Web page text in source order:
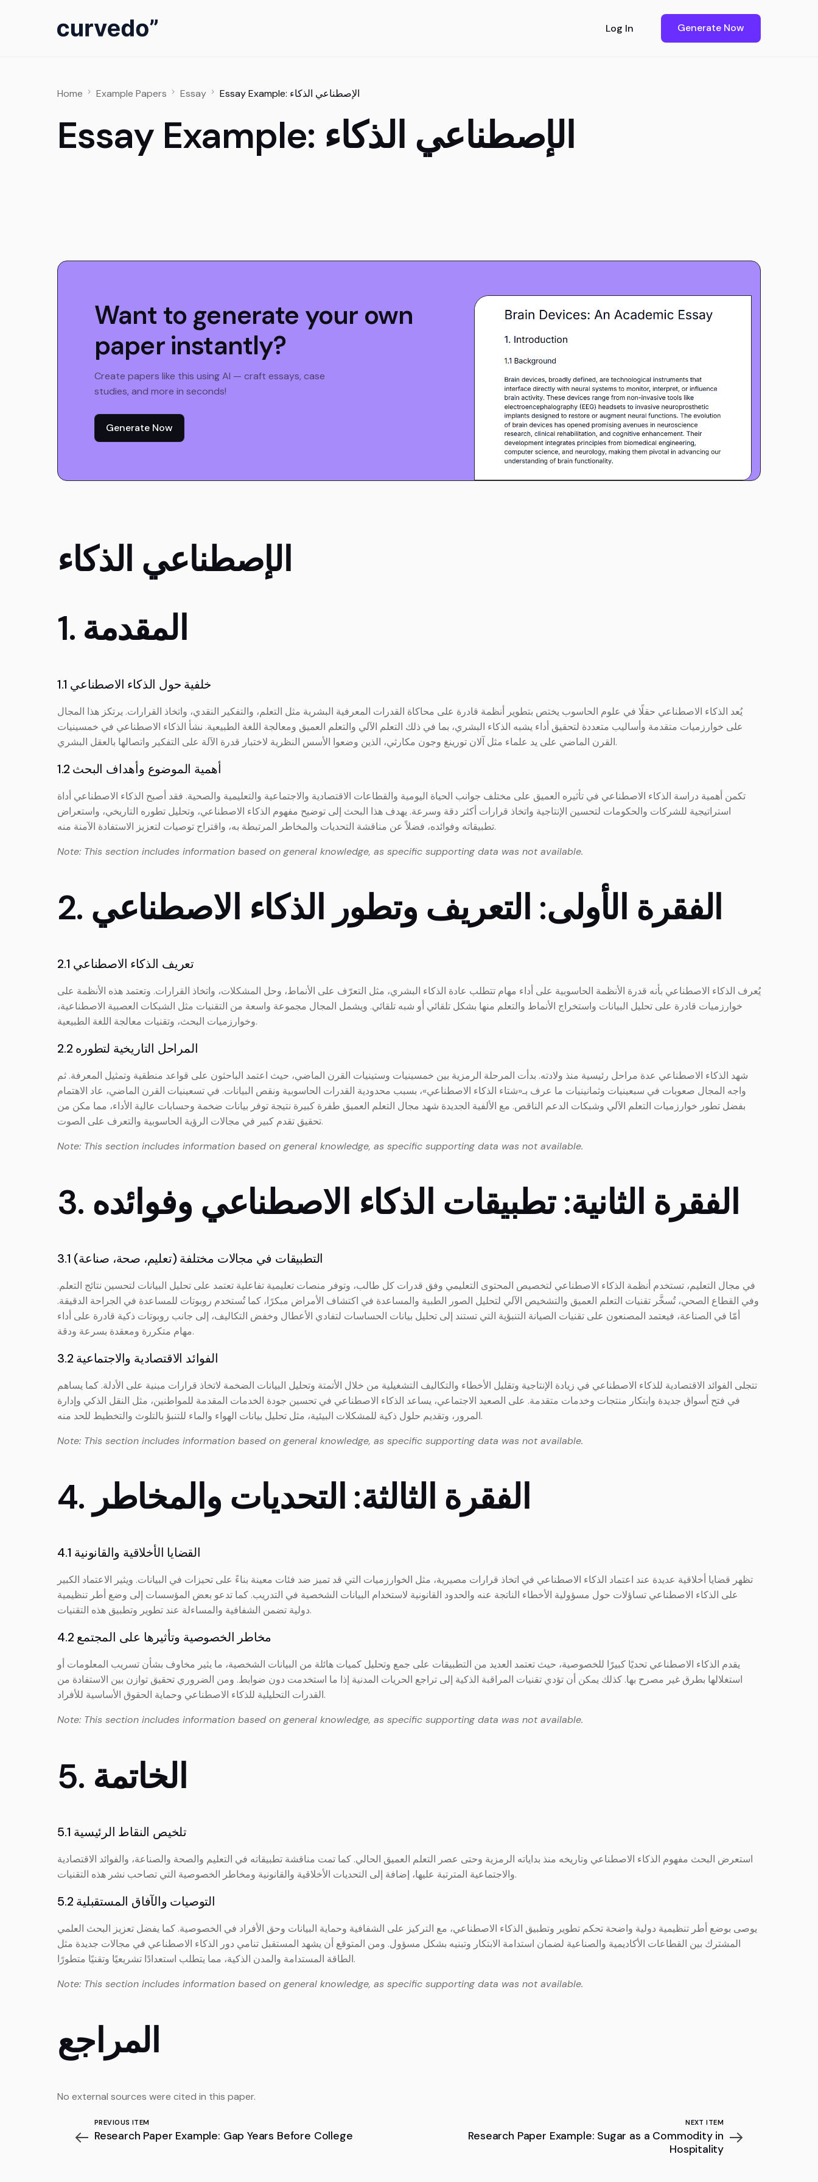
Log In
Generate Now
Home Example Papers Essay Essay Example: الإصطناعي الذكاء
Essay Example: الإصطناعي الذكاء
Want to generate your own
paper instantly?
Create papers like this using AI — craft essays, case
studies, and more in seconds!
Generate Now
الإصطناعي الذكاء
1. المقدمة
1.1 خلفية حول الذكاء الاصطناعي
يُعد الذكاء الاصطناعي حقلًا في علوم الحاسوب يختص بتطوير أنظمة قادرة على محاكاة القدرات المعرفية البشرية مثل التعلم، والتفكير النقدي، واتخاذ القرارات. يرتكز هذا المجال
على خوارزميات متقدمة وأساليب متعددة لتحقيق أداء يشبه الذكاء البشري، بما في ذلك التعلم الآلي والتعلم العميق ومعالجة اللغة الطبيعية. نشأ الذكاء الاصطناعي في خمسينيات
القرن الماضي على يد علماء مثل آلان تورينغ وجون مكارثي، الذين وضعوا الأسس النظرية لاختبار قدرة الآلة على التفكير واتصالها بالعقل البشري.
1.2 أهمية الموضوع وأهداف البحث
تكمن أهمية دراسة الذكاء الاصطناعي في تأثيره العميق على مختلف جوانب الحياة اليومية والقطاعات الاقتصادية والاجتماعية والتعليمية والصحية. فقد أصبح الذكاء الاصطناعي أداة
استراتيجية للشركات والحكومات لتحسين الإنتاجية واتخاذ قرارات أكثر دقة وسرعة. يهدف هذا البحث إلى توضيح مفهوم الذكاء الاصطناعي، وتحليل تطوره التاريخي، واستعراض
تطبيقاته وفوائده، فضلاً عن مناقشة التحديات والمخاطر المرتبطة به، واقتراح توصيات لتعزيز الاستفادة الآمنة منه.
Note: This section includes information based on general knowledge, as specific supporting data was not available.
2. الفقرة الأولى: التعريف وتطور الذكاء الاصطناعي
2.1 تعريف الذكاء الاصطناعي
يُعرف الذكاء الاصطناعي بأنه قدرة الأنظمة الحاسوبية على أداء مهام تتطلب عادة الذكاء البشري، مثل التعرّف على الأنماط، وحل المشكلات، واتخاذ القرارات. وتعتمد هذه الأنظمة على
خوارزميات قادرة على تحليل البيانات واستخراج الأنماط والتعلم منها بشكل تلقائي أو شبه تلقائي. ويشمل المجال مجموعة واسعة من التقنيات مثل الشبكات العصبية الاصطناعية،
وخوارزميات البحث، وتقنيات معالجة اللغة الطبيعية.
2.2 المراحل التاريخية لتطوره
شهد الذكاء الاصطناعي عدة مراحل رئيسية منذ ولادته. بدأت المرحلة الرمزية بين خمسينيات وستينيات القرن الماضي، حيث اعتمد الباحثون على قواعد منطقية وتمثيل المعرفة. ثم
واجه المجال صعوبات في سبعينيات وثمانينيات ما عرف بـ«شتاء الذكاء الاصطناعي»، بسبب محدودية القدرات الحاسوبية ونقص البيانات. في تسعينيات القرن الماضي، عاد الاهتمام
بفضل تطور خوارزميات التعلم الآلي وشبكات الدعم الناقص. مع الألفية الجديدة شهد مجال التعلم العميق طفرة كبيرة نتيجة توفر بيانات ضخمة وحسابات عالية الأداء، مما مكن من
تحقيق تقدم كبير في مجالات الرؤية الحاسوبية والتعرف على الصوت.
Note: This section includes information based on general knowledge, as specific supporting data was not available.
3. الفقرة الثانية: تطبيقات الذكاء الاصطناعي وفوائده
3.1 التطبيقات في مجالات مختلفة (تعليم، صحة، صناعة)
في مجال التعليم، تستخدم أنظمة الذكاء الاصطناعي لتخصيص المحتوى التعليمي وفق قدرات كل طالب، وتوفر منصات تعليمية تفاعلية تعتمد على تحليل البيانات لتحسين نتائج التعلم.
وفي القطاع الصحي، تُسخَّر تقنيات التعلم العميق والتشخيص الآلي لتحليل الصور الطبية والمساعدة في اكتشاف الأمراض مبكرًا، كما تُستخدم روبوتات للمساعدة في الجراحة الدقيقة.
أمّا في الصناعة، فيعتمد المصنعون على تقنيات الصيانة التنبؤية التي تستند إلى تحليل بيانات الحساسات لتفادي الأعطال وخفض التكاليف، إلى جانب روبوتات ذكية قادرة على أداء
مهام متكررة ومعقدة بسرعة ودقة.
3.2 الفوائد الاقتصادية والاجتماعية
تتجلى الفوائد الاقتصادية للذكاء الاصطناعي في زيادة الإنتاجية وتقليل الأخطاء والتكاليف التشغيلية من خلال الأتمتة وتحليل البيانات الضخمة لاتخاذ قرارات مبنية على الأدلة. كما يساهم
في فتح أسواق جديدة وابتكار منتجات وخدمات متقدمة. على الصعيد الاجتماعي، يساعد الذكاء الاصطناعي في تحسين جودة الخدمات المقدمة للمواطنين، مثل النقل الذكي وإدارة
المرور، وتقديم حلول ذكية للمشكلات البيئية، مثل تحليل بيانات الهواء والماء للتنبؤ بالتلوث والتخطيط للحد منه.
Note: This section includes information based on general knowledge, as specific supporting data was not available.
4. الفقرة الثالثة: التحديات والمخاطر
4.1 القضايا الأخلاقية والقانونية
تظهر قضايا أخلاقية عديدة عند اعتماد الذكاء الاصطناعي في اتخاذ قرارات مصيرية، مثل الخوارزميات التي قد تميز ضد فئات معينة بناءً على تحيزات في البيانات. ويثير الاعتماد الكبير
على الذكاء الاصطناعي تساؤلات حول مسؤولية الأخطاء الناتجة عنه والحدود القانونية لاستخدام البيانات الشخصية في التدريب. كما تدعو بعض المؤسسات إلى وضع أطر تنظيمية
دولية تضمن الشفافية والمساءلة عند تطوير وتطبيق هذه التقنيات.
4.2 مخاطر الخصوصية وتأثيرها على المجتمع
يقدم الذكاء الاصطناعي تحديًا كبيرًا للخصوصية، حيث تعتمد العديد من التطبيقات على جمع وتحليل كميات هائلة من البيانات الشخصية، ما يثير مخاوف بشأن تسريب المعلومات أو
استغلالها بطرق غير مصرح بها. كذلك يمكن أن تؤدي تقنيات المراقبة الذكية إلى تراجع الحريات المدنية إذا ما استخدمت دون ضوابط. ومن الضروري تحقيق توازن بين الاستفادة من
القدرات التحليلية للذكاء الاصطناعي وحماية الحقوق الأساسية للأفراد.
Note: This section includes information based on general knowledge, as specific supporting data was not available.
5. الخاتمة
5.1 تلخيص النقاط الرئيسية
استعرض البحث مفهوم الذكاء الاصطناعي وتاريخه منذ بداياته الرمزية وحتى عصر التعلم العميق الحالي. كما تمت مناقشة تطبيقاته في التعليم والصحة والصناعة، والفوائد الاقتصادية
والاجتماعية المترتبة عليها، إضافة إلى التحديات الأخلاقية والقانونية ومخاطر الخصوصية التي تصاحب نشر هذه التقنيات.
5.2 التوصيات والآفاق المستقبلية
يوصى بوضع أطر تنظيمية دولية واضحة تحكم تطوير وتطبيق الذكاء الاصطناعي، مع التركيز على الشفافية وحماية البيانات وحق الأفراد في الخصوصية. كما يفضل تعزيز البحث العلمي
المشترك بين القطاعات الأكاديمية والصناعية لضمان استدامة الابتكار وتبنيه بشكل مسؤول. ومن المتوقع أن يشهد المستقبل تنامي دور الذكاء الاصطناعي في مجالات جديدة مثل
الطاقة المستدامة والمدن الذكية، مما يتطلب استعدادًا تشريعيًا وتقنيًا متطورًا.
Note: This section includes information based on general knowledge, as specific supporting data was not available.
المراجع
No external sources were cited in this paper.
PREVIOUS ITEM
Research Paper Example: Gap Years Before College
NEXT ITEM
Research Paper Example: Sugar as a Commodity in
Hospitality